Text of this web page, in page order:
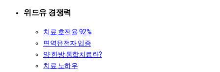
위드유 경쟁력
치료 호전율 92%
면역유전자 입증
양·한방 통합치료란?
치료 노하우